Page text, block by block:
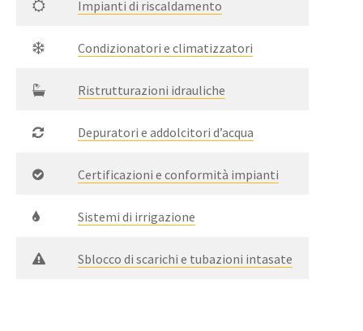
Impianti di riscaldamento
Condizionatori e climatizzatori
Ristrutturazioni idrauliche
Depuratori e addolcitori d’acqua
Certificazioni e conformità impianti
Sistemi di irrigazione
Sblocco di scarichi e tubazioni intasate